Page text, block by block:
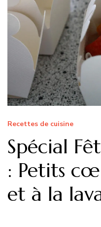
Recettes de cuisine
Spécial
: Petits
et à la